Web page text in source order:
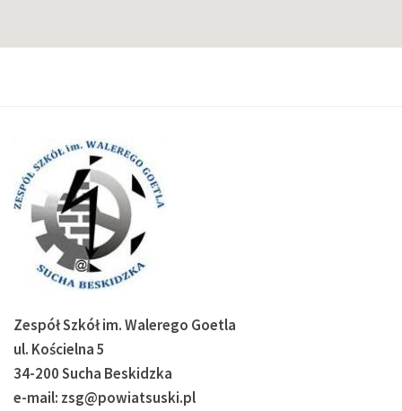
Zespół Szkół im. Walerego Goetla
ul. Kościelna 5
34-200 Sucha Beskidzka
e-mail: zsg@powiatsuski.pl